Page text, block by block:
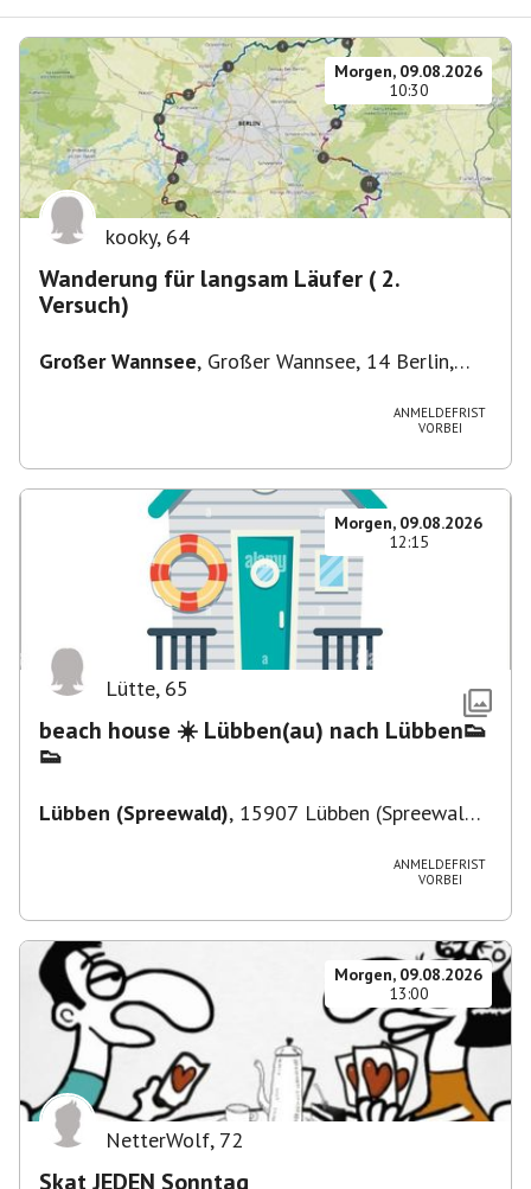
Morgen, 09.08.2026
10:30
kooky, 64
Wanderung für langsam Läufer ( 2.
Versuch)
Großer Wannsee, Großer Wannsee, 14 Berlin,
ANMELDEFRIST
VORBEI
Morgen, 09.08.2026
12:15
Lütte, 65
beach house ☀️ Lübben(au) nach Lübben👟
👟
Lübben (Spreewald), 15907 Lübben (Spreewald),
ANMELDEFRIST
VORBEI
Morgen, 09.08.2026
13:00
NetterWolf, 72
Skat JEDEN Sonntag